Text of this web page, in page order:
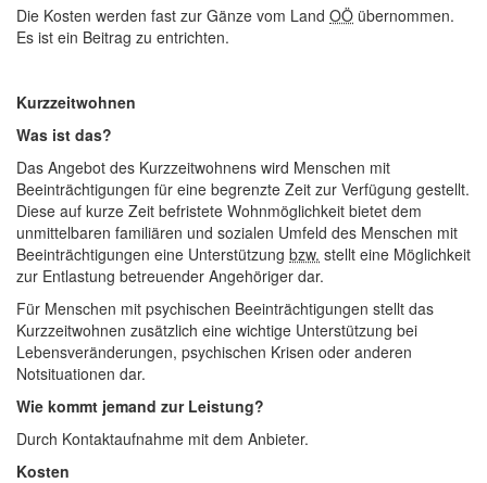
Die Kosten werden fast zur Gänze vom Land OÖ übernommen.
Es ist ein Beitrag zu entrichten.
Kurzzeitwohnen
Was ist das?
Das Angebot des Kurzzeitwohnens wird Menschen mit
Beeinträchtigungen für eine begrenzte Zeit zur Verfügung gestellt.
Diese auf kurze Zeit befristete Wohnmöglichkeit bietet dem
unmittelbaren familiären und sozialen Umfeld des Menschen mit
Beeinträchtigungen eine Unterstützung bzw. stellt eine Möglichkeit
zur Entlastung betreuender Angehöriger dar.
Für Menschen mit psychischen Beeinträchtigungen stellt das
Kurzzeitwohnen zusätzlich eine wichtige Unterstützung bei
Lebensveränderungen, psychischen Krisen oder anderen
Notsituationen dar.
Wie kommt jemand zur Leistung?
Durch Kontaktaufnahme mit dem Anbieter.
Kosten